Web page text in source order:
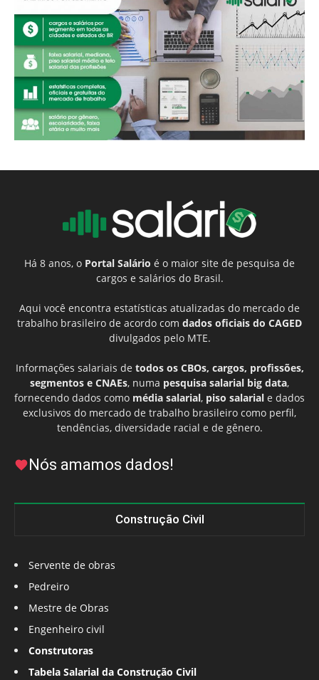
Há 8 anos, o Portal Salário é o maior site de pesquisa de
cargos e salários do Brasil.
Aqui você encontra estatísticas atualizadas do mercado de
trabalho brasileiro de acordo com dados oficiais do CAGED
divulgados pelo MTE.
Informações salariais de todos os CBOs, cargos, profissões,
segmentos e CNAEs, numa pesquisa salarial big data,
fornecendo dados como média salarial, piso salarial e dados
exclusivos do mercado de trabalho brasileiro como perfil,
tendências, diversidade racial e de gênero.
Nós amamos dados!
Construção Civil
Servente de obras
Pedreiro
Mestre de Obras
Engenheiro civil
Construtoras
Tabela Salarial da Construção Civil